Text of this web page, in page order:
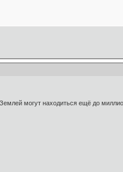
могут находиться ещё до